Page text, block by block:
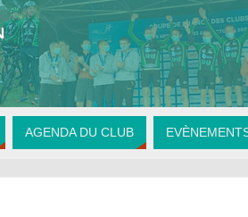
AGENDA DU CLUB